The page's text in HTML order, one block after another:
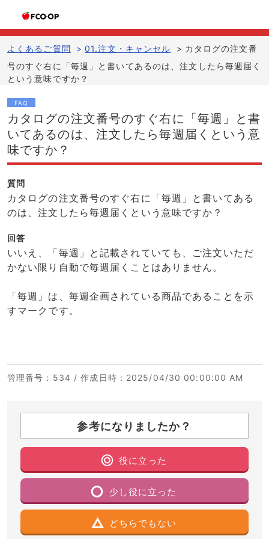
よくあるご質問 > 01.注文・キャンセル > カタログの注文番
号のすぐ右に「毎週」と書いてあるのは、注文したら毎週届く
という意味ですか？
FAQ
カタログの注文番号のすぐ右に「毎週」と書
いてあるのは、注文したら毎週届くという意
味ですか？
質問
カタログの注文番号のすぐ右に「毎週」と書いてある
のは、注文したら毎週届くという意味ですか？
回答
いいえ、「毎週」と記載されていても、ご注文いただ
かない限り自動で毎週届くことはありません。
「毎週」は、毎週企画されている商品であることを示
すマークです。
管理番号 ：534 /作成日時 ：2025/04/30 00:00:00 AM
参考になりましたか？
役に立った
少し役に立った
どちらでもない